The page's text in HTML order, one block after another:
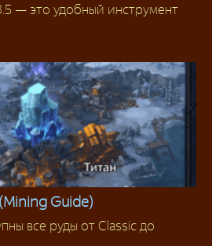
— это удобный инструмент
Guide)
все руды от Classic до